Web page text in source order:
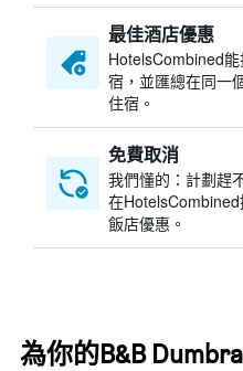
最佳酒店優惠
HotelsCombined​
宿，並匯總在同一
住宿。
免費取消
我們懂的：計劃趕
在
飯店優惠。
為你的B&B